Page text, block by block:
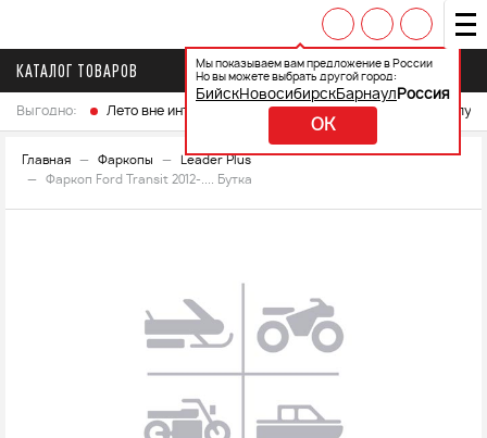
Мы показываем вам предложение в России
Но вы можете выбрать другой город:
БийскНовосибирскБарнаул Россия
OK
КАТАЛОГ ТОВАРОВ
Выгодно: Лето вне интренета Выберите свой мотоцикл и
Главная Фаркопы
Leader Plus
Фаркоп Ford Transit 2012-.... Бутка